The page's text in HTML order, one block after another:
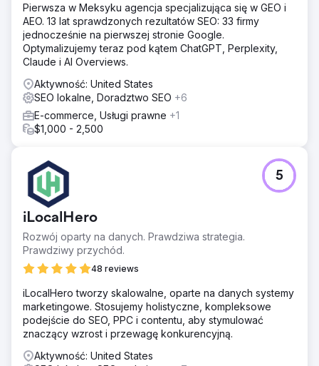
Pierwsza w Meksyku agencja specjalizująca się w GEO i
AEO. 13 lat sprawdzonych rezultatów SEO: 33 firmy
jednocześnie na pierwszej stronie Google.
Optymalizujemy teraz pod kątem ChatGPT, Perplexity,
Claude i AI Overviews.
Aktywność: United States
SEO lokalne, Doradztwo SEO +6
E-commerce, Usługi prawne +1
$1,000 - 2,500
iLocalHero
Rozwój oparty na danych. Prawdziwa strategia.
Prawdziwy przychód.
48 reviews
5
iLocalHero tworzy skalowalne, oparte na danych systemy
marketingowe. Stosujemy holistyczne, kompleksowe
podejście do SEO, PPC i contentu, aby stymulować
znaczący wzrost i przewagę konkurencyjną.
Aktywność: United States